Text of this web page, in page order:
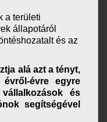
a területi
állapotáról
és az
alá azt a tényt,
évre egyre
és
segítségével